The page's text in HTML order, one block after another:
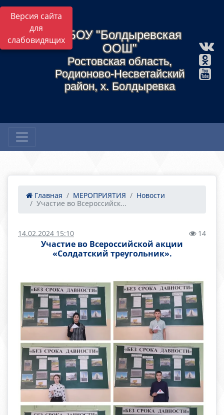
Версия сайта
для
слабовидящихМБОУ "Болдыревская
ООШ"
Ростовская область,
Родионово-Несветайский
район, х. Болдыревка
Главная МЕРОПРИЯТИЯ
Новости
Участие во Всероссийск...
14.02.2024 15:10 14
Участие во Всероссийской акции
«Солдатский треугольник».